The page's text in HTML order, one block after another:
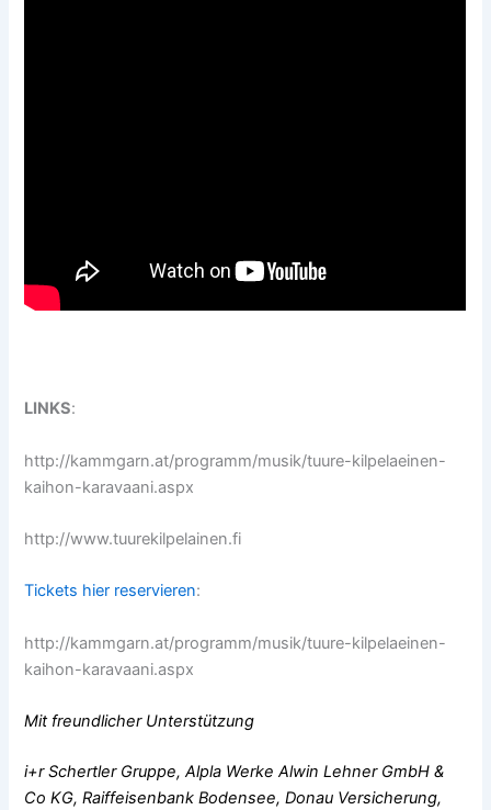
LINKS:
http://kammgarn.at/programm/musik/tuure-kilpelaeinen-
kaihon-karavaani.aspx
http://www.tuurekilpelainen.fi
Tickets hier reservieren:
http://kammgarn.at/programm/musik/tuure-kilpelaeinen-
kaihon-karavaani.aspx
Mit freundlicher Unterstützung
i+r Schertler Gruppe, Alpla Werke Alwin Lehner GmbH &
Co KG, Raiffeisenbank Bodensee, Donau Versicherung,